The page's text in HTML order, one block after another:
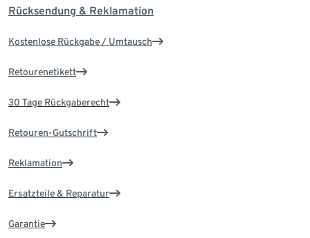
Rücksendung & Reklamation
Kostenlose Rückgabe / Umtausch
Retourenetikett
30 Tage Rückgaberecht
Retouren-Gutschrift
Reklamation
Ersatzteile & Reparatur
Garantie